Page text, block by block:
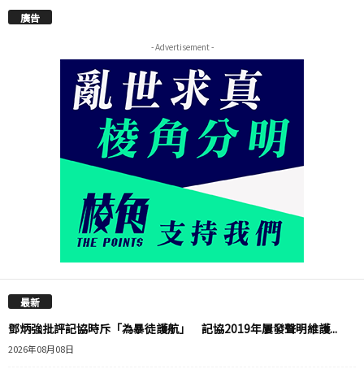
廣告
- Advertisement -
最新
鄧炳強批評記協時斥「為暴徒護航」 記協2019年屢發聲明維護...
2026年08月08日